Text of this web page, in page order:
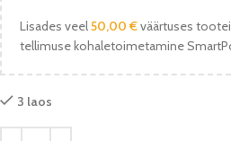
Lisades veel50,00 €väärtuses
tellimuse kohaletoimetamine
3 laos